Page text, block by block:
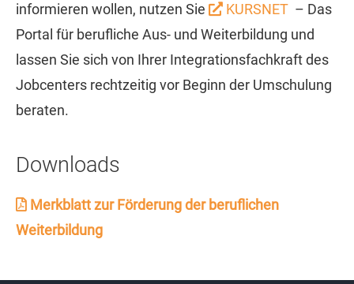
informieren wollen, nutzen Sie
KURSNET – Das
Portal für berufliche Aus- und Weiterbildung und
lassen Sie sich von Ihrer Integrationsfachkraft des
Jobcenters rechtzeitig vor Beginn der Umschulung
beraten.
Downloads
Merkblatt zur Förderung der beruflichen
Weiterbildung